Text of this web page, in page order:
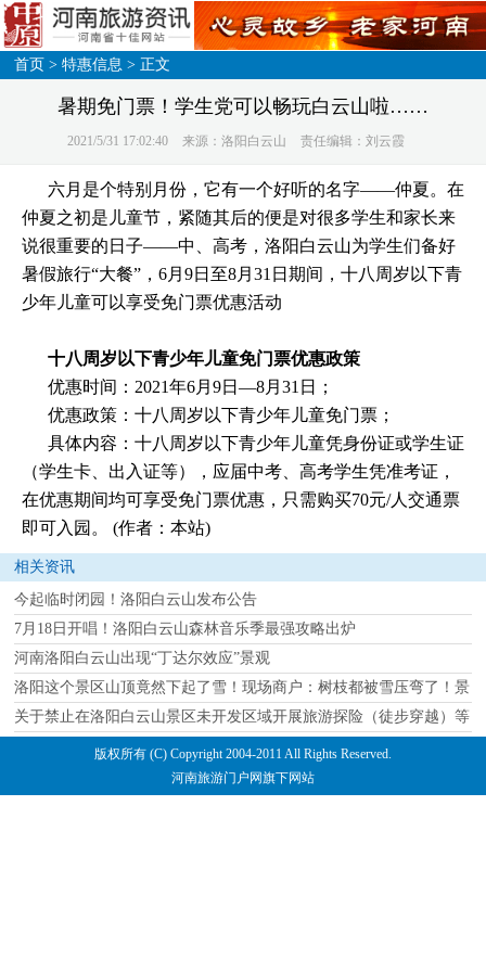
首页 >特惠信息 > 正文
暑期免门票！学生党可以畅玩白云山啦……
2021/5/31 17:02:40 来源：洛阳白云山 责任编辑：刘云霞
六月是个特别月份，它有一个好听的名字——仲夏。在
仲夏之初是儿童节，紧随其后的便是对很多学生和家长来
说很重要的日子——中、高考，洛阳白云山为学生们备好
暑假旅行“大餐”，6月9日至8月31日期间，十八周岁以下青
少年儿童可以享受免门票优惠活动
十八周岁以下青少年儿童免门票优惠政策
优惠时间：2021年6月9日—8月31日；
优惠政策：十八周岁以下青少年儿童免门票；
具体内容：十八周岁以下青少年儿童凭身份证或学生证
（学生卡、出入证等），应届中考、高考学生凭准考证，
在优惠期间均可享受免门票优惠，只需购买70元/人交通票
即可入园。 (作者：本站)
相关资讯
今起临时闭园！洛阳白云山发布公告
7月18日开唱！洛阳白云山森林音乐季最强攻略出炉
河南洛阳白云山出现“丁达尔效应”景观
洛阳这个景区山顶竟然下起了雪！现场商户：树枝都被雪压弯了！景
关于禁止在洛阳白云山景区未开发区域开展旅游探险（徒步穿越）等
版权所有 (C) Copyright 2004-2011 All Rights Reserved.
河南旅游门户网旗下网站